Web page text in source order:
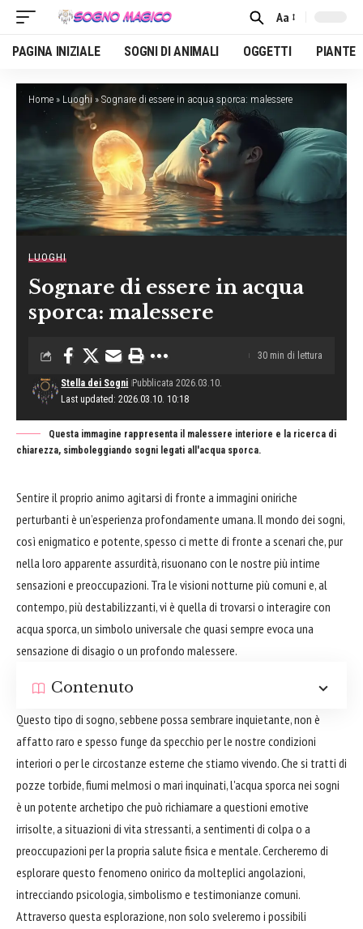
Font
Resizer
Aa
PAGINA INIZIALE SOGNI DI ANIMALI OGGETTI PIANTE
Home » Luoghi » Sognare di essere in acqua sporca: malessere
LUOGHI
Sognare di essere in acqua
sporca: malessere
Last updated: 2026.03.10. 10:18
Stella dei Sogni Pubblicata 2026.03.10.
30 min di lettura
Questa immagine rappresenta il malessere interiore e la ricerca di
chiarezza, simboleggiando sogni legati all'acqua sporca.
Sentire il proprio animo agitarsi di fronte a immagini oniriche
perturbanti è un’esperienza profondamente umana. Il mondo dei sogni,
così enigmatico e potente, spesso ci mette di fronte a scenari che, pur
nella loro apparente assurdità, risuonano con le nostre più intime
sensazioni e preoccupazioni. Tra le visioni notturne più comuni e, al
contempo, più destabilizzanti, vi è quella di trovarsi o interagire con
acqua sporca, un simbolo universale che quasi sempre evoca una
sensazione di disagio o un profondo malessere.
Contenuto
Questo tipo di sogno, sebbene possa sembrare inquietante, non è
affatto raro e spesso funge da specchio per le nostre condizioni
interiori o per le circostanze esterne che stiamo vivendo. Che si tratti di
pozze torbide, fiumi melmosi o mari inquinati, l'acqua sporca nei sogni
è un potente archetipo che può richiamare a questioni emotive
irrisolte, a situazioni di vita stressanti, a sentimenti di colpa o a
preoccupazioni per la propria salute fisica e mentale. Cercheremo di
esplorare questo fenomeno onirico da molteplici angolazioni,
intrecciando psicologia, simbolismo e testimonianze comuni.
Attraverso questa esplorazione, non solo sveleremo i possibili